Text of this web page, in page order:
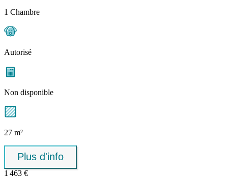
1 Chambre
Autorisé
Non disponible
27 m²
Plus d'info
1 463 €